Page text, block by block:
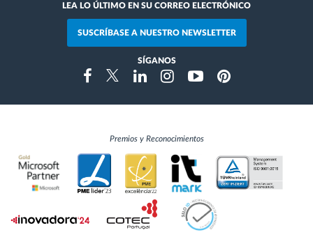
LEA LO ÚLTIMO EN SU CORREO ELECTRÓNICO
SUSCRÍBASE A NUESTRO NEWSLETTER
SÍGANOS
FacebookTwitterLinkedinInstragramYoutubePinterest
Premios y Reconocimientos